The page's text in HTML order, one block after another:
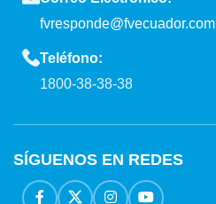
fvresponde@fvecuador.com
Teléfono:
1800-38-38-38
SÍGUENOS EN REDES